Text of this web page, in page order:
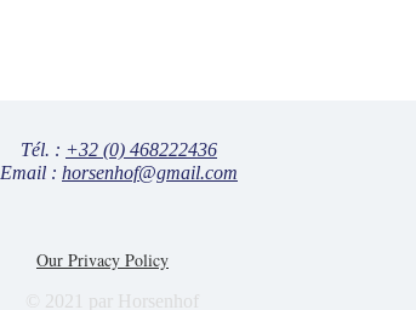
Tél. : +32 (0) 468222436
Email : horsenhof@gmail.com
Our Privacy Policy
© 2021 par Horsenhof